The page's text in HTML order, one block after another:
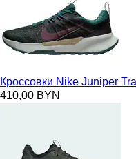
Кроссовки Nike Juniper
410,00 BYN